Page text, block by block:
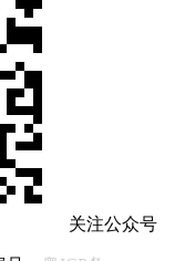
关注公众号